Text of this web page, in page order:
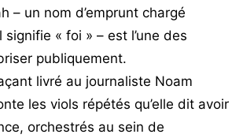
– un nom d’emprunt chargé
signifie « foi » – est l’une des
publiquement.
livré au journaliste Noam
les viols répétés qu’elle dit avoir
orchestrés au sein de